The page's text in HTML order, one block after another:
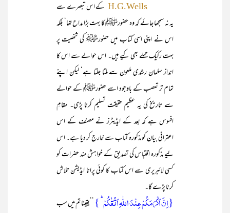
کے اس تبصرے سے
یہ نہ سمجھا جائے کہ وہ حضورﷺ کا بہت بڑا مداح تھا‘ بلکہ
اس نے اپنی اسی کتاب میں حضورﷺ کی شخصیت پر
بہت رکیک حملے بھی کیے ہیں۔ اس حوالے سے اس کا
انداز سلمان رشدی ملعون سے ملتا جلتا ہے‘ لیکن اپنے
تمام تر تعصب کے باوجود اسے حضورﷺ کے حوالے
سے تاریخ کی یہ عظیم حقیقت تسلیم کرنا پڑی۔ مقامِ
افسوس ہے کہ بعد کے ایڈیٹرز نے مصنف کے اس
اعترافی بیان کو مذکورہ کتاب سے خارج کر دیا ہے۔ اس
لیے مذکورہ اقتباس کی تصدیق کے خواہش مند حضرات کو
کسی لائبریری سے اس کتاب کا کوئی پرانا ایڈیشن تلاش
کرنا پڑے گا۔
{اِنَّ اَکۡرَمَکُمۡ عِنۡدَ اللّٰہِ اَتۡقٰکُمۡ ؕ } ’’یقینا تم میں سب